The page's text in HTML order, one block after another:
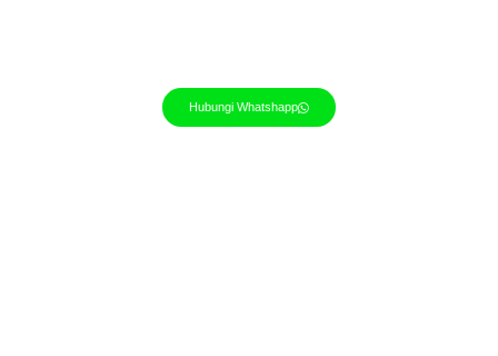
Hubungi Whatshapp